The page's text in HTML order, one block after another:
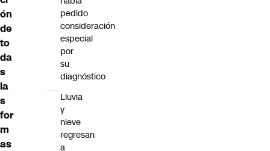
ón
de
to
da
s
la
s
for
m
as
pedido
consideración
especial
por
su
diagnóstico
Lluvia
y
nieve
regresan
a